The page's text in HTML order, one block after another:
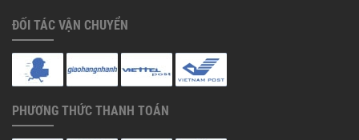
ĐỐI TÁC VẬN CHUYỂN
PHƯƠNG THỨC THANH TOÁN